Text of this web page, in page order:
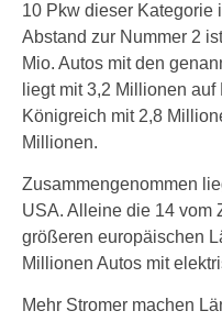
10 Pkw dieser Kategorie
Abstand zur Nummer 2
Mio. Autos mit den
liegt mit 3,2 Millionen
Königreich mit 2,8
Millionen.
Zusammengenommen
USA. Alleine die 14 vom
größeren europäischen
Millionen Autos mit
Mehr Stromer machen